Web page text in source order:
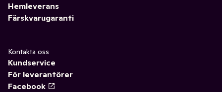
Hemleverans
Färskvarugaranti
Kontakta oss
Kundservice
För leverantörer
Facebook